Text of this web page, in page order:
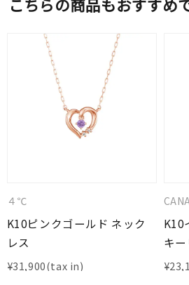
こちらの商品もおすすめ
４℃
K10ピンクゴールド ネック
レス
¥31,900
K10
キ
¥